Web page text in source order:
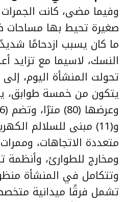
وفيما مضى، كانت
صغيرة تحيط بها مساحات
ما كان يسبب ازدحامًا
النسك، لاسيما مع تزايد
تحولت المنشأة اليوم،
و(11) مبنى للسلالم
متعددة الاتجاهات،
ومخارج للطوارئ، وأنظمة
وتتكامل في المنشأة
تشمل فرقًا ميدانية